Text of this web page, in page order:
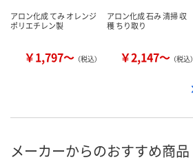
アロン化成 てみ オレンジ
ポリエチレン製
￥1,797～ （税込）
アロン化成 石み 清掃 収
穫 ちり取り
￥2,147～ （税込）
メーカーからのおすすめ商品